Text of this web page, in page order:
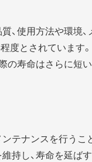
、使用方法や環境
度とされています。
寿命はさらに短い
テナンスを行うこ
持し、寿命を延ば